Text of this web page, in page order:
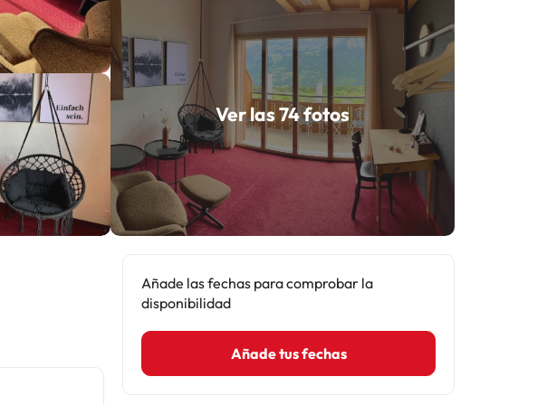
Ver las 74 fotos
Añade las fechas para comprobar la
disponibilidad
Añade tus fechas